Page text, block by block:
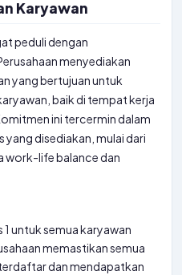
Karyawan
peduli dengan
menyediakan
yang bertujuan untuk
baik di tempat kerja
ini tercermin dalam
disediakan, mulai dari
work-life balance dan
1 untuk semua karyawan
memastikan semua
dan mendapatkan